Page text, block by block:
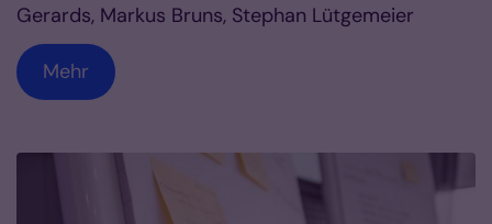
Gerards, Markus Bruns, Stephan Lütgemeier
Mehr